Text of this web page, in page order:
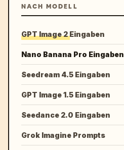
NACH MODELL
GPT Image 2 Eingaben
Nano Banana Pro Eingaben
Seedream 4.5 Eingaben
GPT Image 1.5 Eingaben
Seedance 2.0 Eingaben
Grok Imagine Prompts